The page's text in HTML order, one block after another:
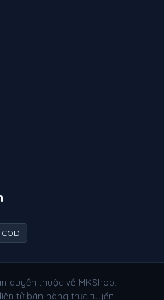
quyền thuộc về MKShop.
tử bán hàng trực tuyến